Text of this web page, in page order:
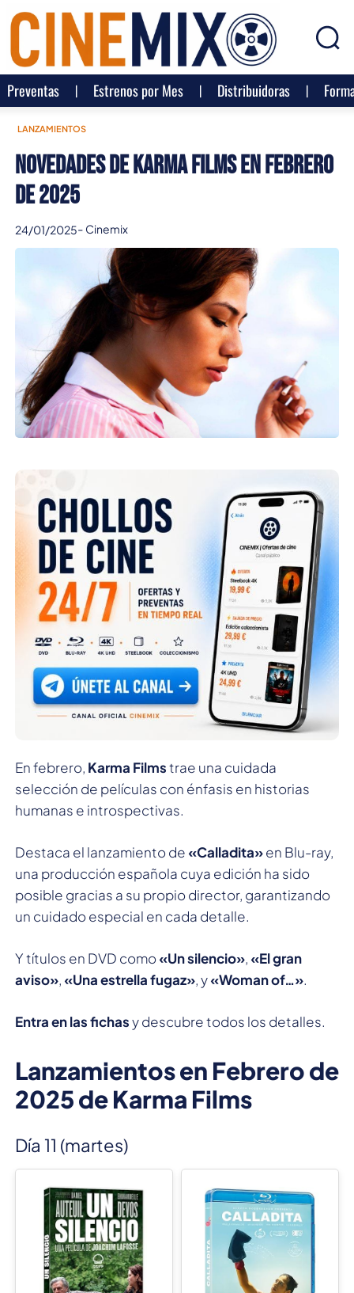
Preventas Estrenos por Mes Distribuidoras
LANZAMIENTOS
Novedades de Karma Films en Febrero
de 2025
24/01/2025- Cinemix
En febrero, Karma Filmstrae una cuidada
selección de películas con énfasis en historias
humanas e introspectivas.
Destaca el lanzamiento de «Calladita»en Blu-ray,
una producción española cuya edición ha sido
posible gracias a su propio director, garantizando
un cuidado especial en cada detalle.
Y títulos en DVD como«Un silencio», «El gran
aviso», «Una estrella fugaz», y«Woman of…».
Entra en las fichasy descubre todos los detalles.
Lanzamientos en Febrero de
2025 de Karma Films
Día 11 (martes)